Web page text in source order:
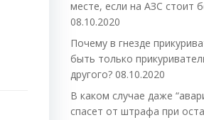
месте, если на АЗС стоит
08.10.2020
Почему в гнезде
быть только
другого? 08.10.2020
В каком случае даже
спасет от штрафа при